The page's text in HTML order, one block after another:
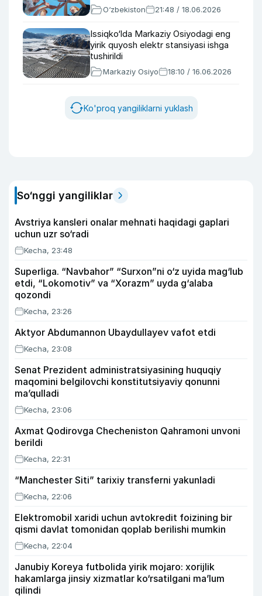
O‘zbekiston 21:48 / 18.06.2026
Issiqko‘lda Markaziy Osiyodagi eng
yirik quyosh elektr stansiyasi ishga
tushirildi
Markaziy Osiyo 18:10 / 16.06.2026
Ko'proq yangiliklarni yuklash
So‘nggi yangiliklar
Avstriya kansleri onalar mehnati haqidagi gaplari
uchun uzr so‘radi
Kecha, 23:48
Superliga. “Navbahor” “Surxon”ni o‘z uyida mag‘lub
etdi, “Lokomotiv” va “Xorazm” uyda g‘alaba
qozondi
Kecha, 23:26
Aktyor Abdu­mannon Ubaydullayev vafot etdi
Kecha, 23:08
Senat Prezident administratsiyasining huquqiy
maqomini belgilovchi konstitutsiyaviy qonunni
ma’qulladi
Kecha, 23:06
Axmat Qodirovga Checheniston Qahramoni unvoni
berildi
Kecha, 22:31
“Manchester Siti” tarixiy transferni yakunladi
Kecha, 22:06
Elektromobil xaridi uchun avtokredit foizining bir
qismi davlat tomonidan qoplab berilishi mumkin
Kecha, 22:04
Janubiy Koreya futbolida yirik mojaro: xorijlik
hakamlarga jinsiy xizmatlar ko‘rsatilgani ma’lum
qilindi